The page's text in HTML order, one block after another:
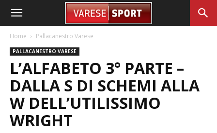
Home Pallacanestro Varese
PALLACANESTRO VARESE
L’ALFABETO 3° PARTE –
DALLA S DI SCHEMI ALLA
W DELL’UTILISSIMO
WRIGHT